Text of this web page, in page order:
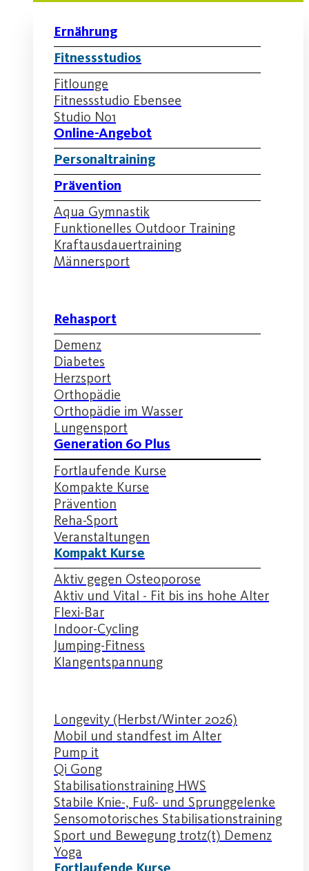
Ernährung
Fitnessstudios
Fitlounge
Fitnessstudio Ebensee
Studio No1
Online-Angebot
Personaltraining
Prävention
Aqua Gymnastik
Funktionelles Outdoor Training
Kraftausdauertraining
Männersport
Rehasport
Demenz
Diabetes
Herzsport
Orthopädie
Orthopädie im Wasser
Lungensport
Generation 60 Plus
Fortlaufende Kurse
Kompakte Kurse
Prävention
Reha-Sport
Veranstaltungen
Kompakt Kurse
Aktiv gegen Osteoporose
Aktiv und Vital - Fit bis ins hohe Alter
Flexi-Bar
Indoor-Cycling
Jumping-Fitness
Klangentspannung
Longevity (Herbst/Winter 2026)
Mobil und standfest im Alter
Pump it
Qi Gong
Stabilisationstraining HWS
Stabile Knie-, Fuß- und Sprunggelenke
Sensomotorisches Stabilisationstraining
Sport und Bewegung trotz(t) Demenz
Yoga
Fortlaufende Kurse